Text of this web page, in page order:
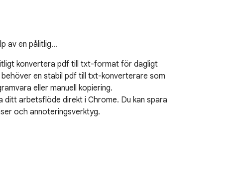
av en pålitlig…
konvertera pdf till txt-format för dagligt
en stabil pdf till txt-konverterare som
eller manuell kopiering.
arbetsflöde direkt i Chrome. Du kan spara
och annoteringsverktyg.